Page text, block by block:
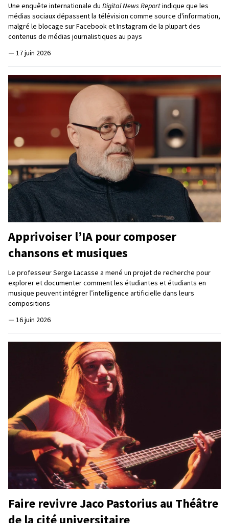
Une enquête internationale du Digital News Reportindique que les
médias sociaux dépassent la télévision comme source d'information,
malgré le blocage sur Facebook et Instagram de la plupart des
contenus de médias journalistiques au pays
— 17 juin 2026
Apprivoiser l’IA pour composer
chansons et musiques
Le professeur Serge Lacasse a mené un projet de recherche pour
explorer et documenter comment les étudiantes et étudiants en
musique peuvent intégrer l’intelligence artificielle dans leurs
compositions
— 16 juin 2026
Faire revivre Jaco Pastorius au Théâtre
de la cité universitaire